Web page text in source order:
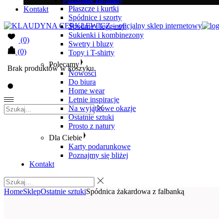
Kontakt
(0)
(0)
Brak produktów w koszyku.
Płaszcze i kurtki
Spódnice i szorty
Spodnie i legginsy
Sukienki i kombinezony
Swetry i bluzy
Topy i T-shirty
Polecamy
Nowości
Do biura
Home wear
Letnie inspiracje
Na wyjątkowe okazje
Ostatnie sztuki
Prosto z natury
Dla Ciebie
Karty podarunkowe
Poznajmy się bliżej
Kontakt
HomeSklepOstatnie sztukiSpódnica żakardowa z falbanką